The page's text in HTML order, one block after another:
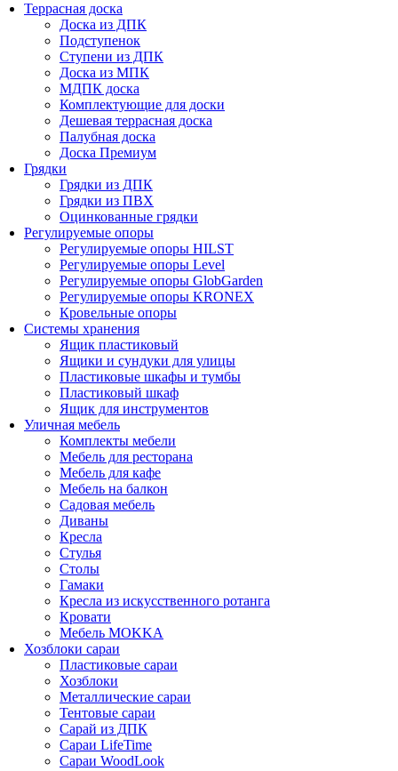
Террасная доска
Доска из ДПК
Подступенок
Ступени из ДПК
Доска из МПК
МДПК доска
Комплектующие для доски
Дешевая террасная доска
Палубная доска
Доска Премиум
Грядки
Грядки из ДПК
Грядки из ПВХ
Оцинкованные грядки
Регулируемые опоры
Регулируемые опоры HILST
Регулируемые опоры Level
Регулируемые опоры GlobGarden
Регулируемые опоры KRONEX
Кровельные опоры
Системы хранения
Ящик пластиковый
Ящики и сундуки для улицы
Пластиковые шкафы и тумбы
Пластиковый шкаф
Ящик для инструментов
Уличная мебель
Комплекты мебели
Мебель для ресторана
Мебель для кафе
Мебель на балкон
Садовая мебель
Диваны
Кресла
Стулья
Столы
Гамаки
Кресла из искусственного ротанга
Кровати
Мебель MOKKA
Хозблоки сараи
Пластиковые сараи
Хозблоки
Металлические сараи
Тентовые сараи
Сарай из ДПК
Cараи LifeTime
Cараи WoodLook